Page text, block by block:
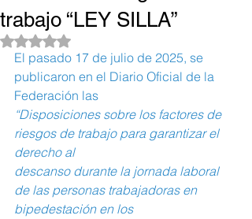
trabajo “LEY SILLA”
Obtuvo NaN de 5 estrellas.
El pasado 17 de julio de 2025, se
publicaron en el Diario Oficial de la
Federación las
“Disposiciones sobre los factores de
riesgos de trabajo para garantizar el
derecho al
descanso durante la jornada laboral
de las personas trabajadoras en
bipedestación en los